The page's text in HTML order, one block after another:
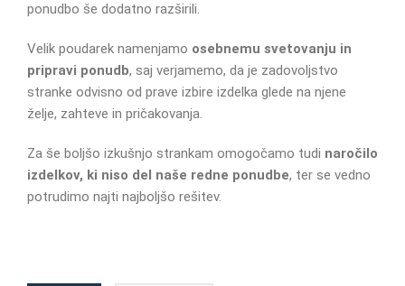
ponudbo še dodatno razširili.
Velik poudarek namenjamo osebnemu svetovanju in
pripravi ponudb, saj verjamemo, da je zadovoljstvo
stranke odvisno od prave izbire izdelka glede na njene
želje, zahteve in pričakovanja.
Za še boljšo izkušnjo strankam omogočamo tudi naročilo
izdelkov, ki niso del naše redne ponudbe, ter se vedno
potrudimo najti najboljšo rešitev.